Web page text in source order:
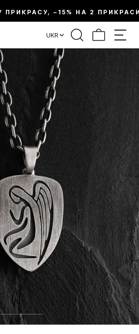
ПРИКРАСУ, –15% НА 2
UKR